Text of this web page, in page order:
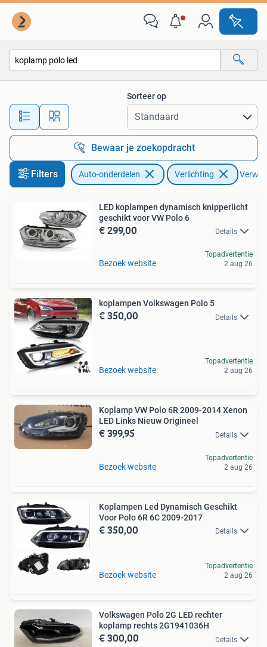
Alle afstanden…
Sorteer op
Bewaar je zoekopdracht
Filters Auto-onderdelen Verlichting
LED koplampen dynamisch knipperlicht
geschikt voor VW Polo 6
€ 299,00 Details
Bezoek website
Topadvertentie
2 aug 26
koplampen Volkswagen Polo 5
€ 350,00 Details
Bezoek website
Topadvertentie
2 aug 26
Koplamp VW Polo 6R 2009-2014 Xenon
LED Links Nieuw Origineel
€ 399,95 Details
Bezoek website
Topadvertentie
2 aug 26
Koplampen Led Dynamisch Geschikt
Voor Polo 6R 6C 2009-2017
€ 350,00 Details
Bezoek website
Topadvertentie
2 aug 26
Volkswagen Polo 2G LED rechter
koplamp rechts 2G1941036H
€ 300,00 Details